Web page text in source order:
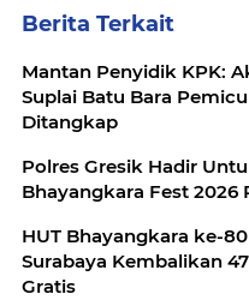
Berita Terkait
Mantan Penyidik KPK:
Suplai Batu Bara
Ditangkap
Polres Gresik Hadir
Bhayangkara Fest 2026
HUT Bhayangkara ke-
Surabaya Kembalikan
Gratis